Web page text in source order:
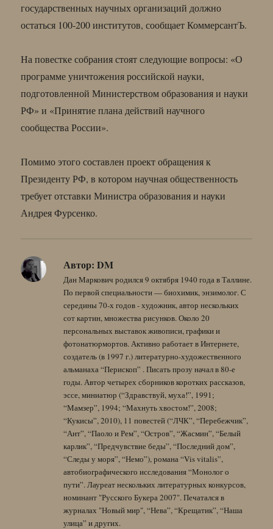
государственных научных организаций должно
остаться 100-200 институтов, сообщает КоммерсантЪ.
На повестке собрания стоят следующие вопросы: «О
программе уничтожения российской науки,
подготовленной Министерством образования и науки
РФ» и «Принятие плана действий научного
сообщества России».
Помимо этого составлен проект обращения к
Президенту РФ, в котором научная общественность
требует отставки Министра образования и науки
Андрея Фурсенко.
Автор: DM
Дан Маркович родился 9 октября 1940 года в Таллине.
По первой специальности — биохимик, энзимолог. С
середины 70-х годов - художник, автор нескольких
сот картин, множества рисунков. Около 20
персональных выставок живописи, графики и
фотонатюрмортов. Активно работает в Интернете,
создатель (в 1997 г.) литературно-художественного
альманаха “Перископ” . Писать прозу начал в 80-е
годы. Автор четырех сборников коротких рассказов,
эссе, миниатюр (“Здравствуй, муха!”, 1991;
“Мамзер”, 1994; “Махнуть хвостом!”, 2008;
“Кукисы”, 2010), 11 повестей (“ЛЧК”, “Перебежчик”,
“Ант”, “Паоло и Рем”, “Остров”, “Жасмин”, “Белый
карлик”, “Предчувствие беды”, “Последний дом”,
“Следы у моря”, “Немо”), романа “Vis vitalis”,
автобиографического исследования “Монолог о
пути”. Лауреат нескольких литературных конкурсов,
номинант "Русского Букера 2007". Печатался в
журналах "Новый мир", “Нева”, “Крещатик”, “Наша
улица” и других.